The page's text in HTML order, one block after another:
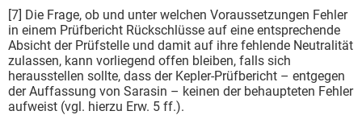
[7] Die Frage, ob und unter welchen Voraussetzungen Fehler
in einem Prüfbericht Rückschlüsse auf eine entsprechende
Absicht der Prüfstelle und damit auf ihre fehlende Neutralität
zulassen, kann vorliegend offen bleiben, falls sich
herausstellen sollte, dass der Kepler-Prüfbericht – entgegen
der Auffassung von Sarasin – keinen der behaupteten Fehler
aufweist (vgl. hierzu Erw. 5 ff.).